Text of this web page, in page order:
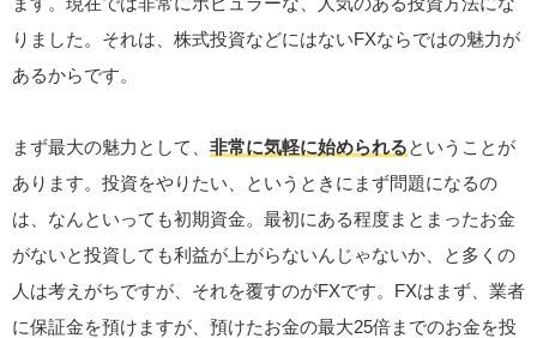
りました。それは、株式投資などにはないFXならではの魅力が
あるからです。
まず最大の魅力として、 非常に気軽に始められるということが
あります。投資をやりたい、というときにまず問題になるの
は、なんといっても初期資金。最初にある程度まとまったお金
がないと投資しても利益が上がらないんじゃないか、と多くの
人は考えがちですが、それを覆すのがFXです。FXはまず、業者
に保証金を預けますが、預けたお金の最大25倍までのお金を投